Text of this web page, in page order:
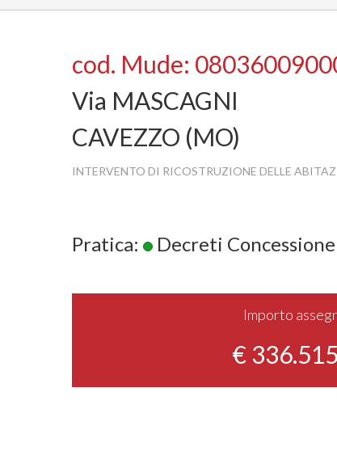
INTERVIENE
cod. Mude:
Via MASCAGNI
CAVEZZO (MO)
INTERVENTO DI RICOSTRUZIONE DELLE
Pratica: Decreti Concessione
Importo
€